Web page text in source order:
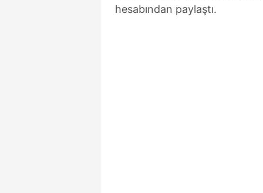
hesabından paylaştı.